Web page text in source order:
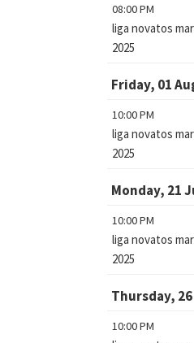
08:00 PM
liga novatos
2025
Friday, 01
10:00 PM
liga novatos
2025
Monday, 21
10:00 PM
liga novatos
2025
Thursday,
10:00 PM